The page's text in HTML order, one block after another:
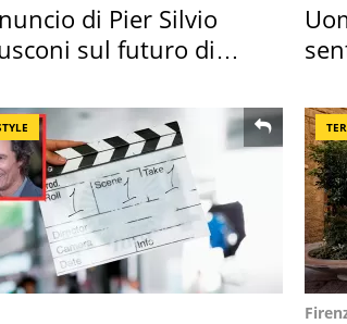
di Pier Silvio
sul futuro di